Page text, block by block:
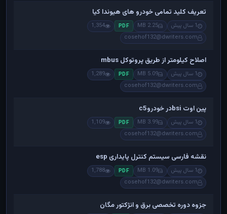
تعریف کلید تمامی خودرو های هیوندا کیا
1 سال پیش 2.25 MB
PDF
1,354
cosehof132@dwriters.com
اصلاح کیلومتر از طریق پروتوکل mbus
1 سال پیش 5.09 MB
PDF
1,289
cosehof132@dwriters.com
پین اوت bsiدر خودروc5
1 سال پیش 3.99 MB
PDF
1,109
cosehof132@dwriters.com
نقشه فارسی سیستم کنترل پایداری esp
1 سال پیش 1.09 MB
PDF
1,788
cosehof132@dwriters.com
جزوه دوره تخصصی برق و انژکتور مگان